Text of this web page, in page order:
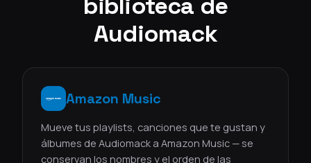
Audiomack
Amazon Music
Mueve tus playlists, canciones que te gustan y
álbumes de Audiomack a Amazon Music — se
conservan los nombres y el orden de las